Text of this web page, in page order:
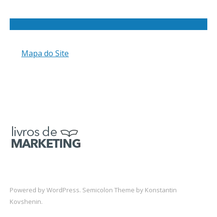
Mapa do Site
Powered byWordPress. Semicolon Theme by Konstantin
Kovshenin.